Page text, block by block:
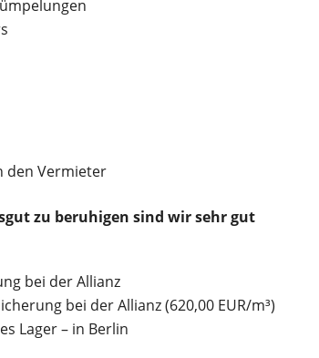
den Vermieter
zu beruhigen sind wir sehr gut
bei der Allianz
bei der Allianz (620,00 EUR/m³)
Lager – in Berlin